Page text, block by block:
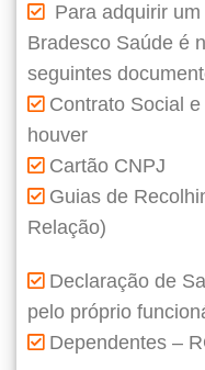
Para adquirir
Bradesco Saúde é
seguintes
Contrato Social
houver
Cartão CNPJ
Guias de
Relação)
Declaração de
pelo próprio
Dependentes –